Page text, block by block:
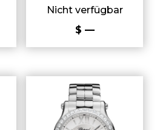
Nicht verfügbar
$ —